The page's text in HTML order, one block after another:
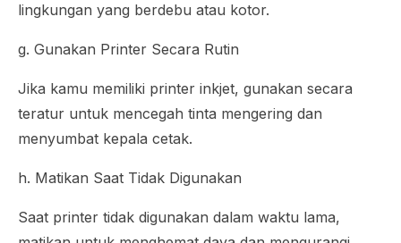
lingkungan yang berdebu atau kotor.
g. Gunakan Printer Secara Rutin
Jika kamu memiliki printer inkjet, gunakan secara
teratur untuk mencegah tinta mengering dan
menyumbat kepala cetak.
h. Matikan Saat Tidak Digunakan
Saat printer tidak digunakan dalam waktu lama,